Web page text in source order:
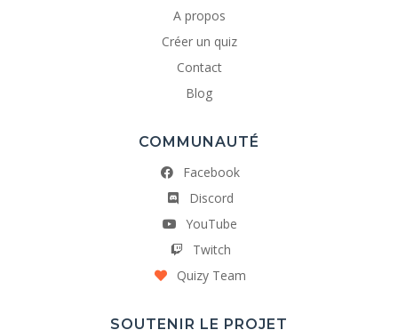
A propos
Créer un quiz
Contact
Blog
COMMUNAUTÉ
Facebook
Discord
YouTube
Twitch
Quizy Team
SOUTENIR LE PROJET